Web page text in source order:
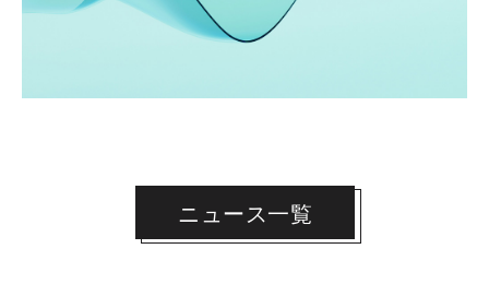
ニュース一覧